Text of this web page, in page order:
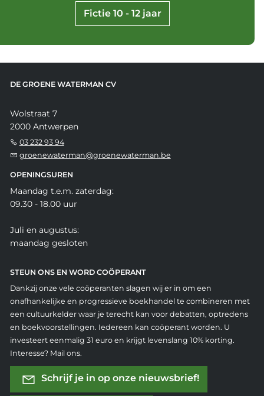
Fictie 10 - 12 jaar
DE GROENE WATERMAN CV
Wolstraat 7
2000 Antwerpen
03 232 93 94
groenewaterman@groenewaterman.be
OPENINGSUREN
Maandag t.e.m. zaterdag:
09.30 - 18.00 uur
Juli en augustus:
maandag gesloten
STEUN ONS EN WORD COÖPERANT
Dankzij onze vele coöperanten slagen wij er in om een
onafhankelijke en progressieve boekhandel te combineren met
een cultuurkelder waar je terecht kan voor debatten, optredens
en boekvoorstellingen. Iedereen kan coöperant worden. U
investeert eenmalig 31 euro en krijgt levenslang 10% korting.
Interesse? Mail ons.
Schrijf je in op onze nieuwsbrief!